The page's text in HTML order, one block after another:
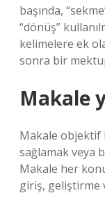
başında,
“dönüş”
kelimelere ek
sonra bir
Makale
Makale objektif
sağlamak veya
Makale her
giriş, geliştirme